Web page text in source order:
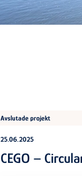
Avslutade projekt
25.06.2025
CEGO –